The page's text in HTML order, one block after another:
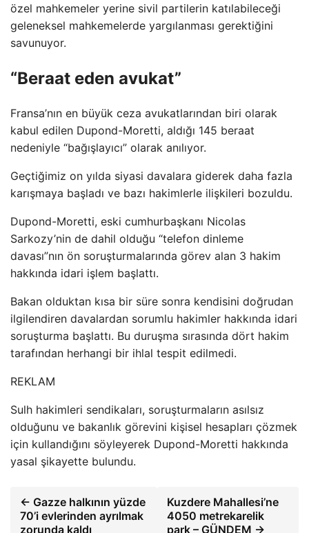
özel mahkemeler yerine sivil partilerin katılabileceği
geleneksel mahkemelerde yargılanması gerektiğini
savunuyor.
“Beraat eden avukat”
Fransa’nın en büyük ceza avukatlarından biri olarak
kabul edilen Dupond-Moretti, aldığı 145 beraat
nedeniyle “bağışlayıcı” olarak anılıyor.
Geçtiğimiz on yılda siyasi davalara giderek daha fazla
karışmaya başladı ve bazı hakimlerle ilişkileri bozuldu.
Dupond-Moretti, eski cumhurbaşkanı Nicolas
Sarkozy’nin de dahil olduğu “telefon dinleme
davası”nın ön soruşturmalarında görev alan 3 hakim
hakkında idari işlem başlattı.
Bakan olduktan kısa bir süre sonra kendisini doğrudan
ilgilendiren davalardan sorumlu hakimler hakkında idari
soruşturma başlattı. Bu duruşma sırasında dört hakim
tarafından herhangi bir ihlal tespit edilmedi.
REKLAM
Sulh hakimleri sendikaları, soruşturmaların asılsız
olduğunu ve bakanlık görevini kişisel hesapları çözmek
için kullandığını söyleyerek Dupond-Moretti hakkında
yasal şikayette bulundu.
← Gazze halkının yüzde
70’i evlerinden ayrılmak
zorunda kaldı
Kuzdere Mahallesi’ne
4050 metrekarelik
park – GÜNDEM →